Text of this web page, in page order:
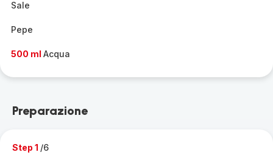
Sale
Pepe
500 ml Acqua
Preparazione
Step 1 /6